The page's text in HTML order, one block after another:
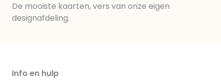
De mooiste kaarten, vers van onze eigen
designafdeling.
Info en hulp